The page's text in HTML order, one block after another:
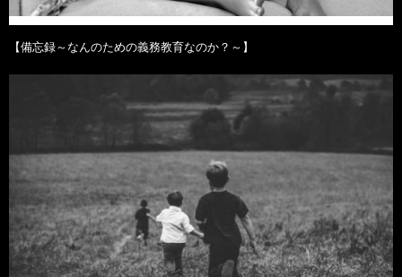
【備忘録～なんのための義務教育なのか？～】